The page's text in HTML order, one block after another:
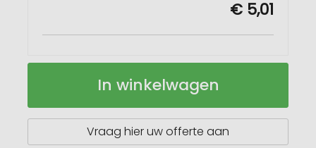
€ 5,01
350
In winkelwagen
Vraag hier uw offerte aan